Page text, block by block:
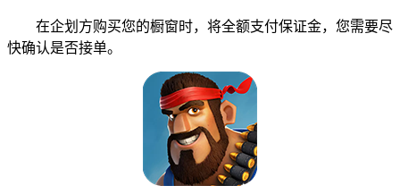
在企划方购买您的橱窗时，将全额支付保证金，您需要尽
快确认是否接单。